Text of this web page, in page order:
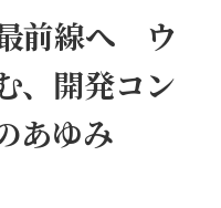
前線へ ウ
、開発コン
あゆみ